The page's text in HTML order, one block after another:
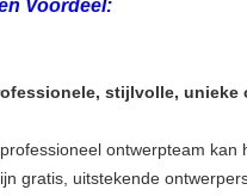
Voordeel:
stijlvolle, unieke
ontwerpteam
gratis, uitstekende